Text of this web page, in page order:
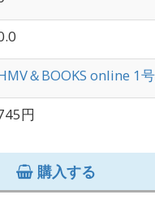
＆BOOKS online 1
円
購入する